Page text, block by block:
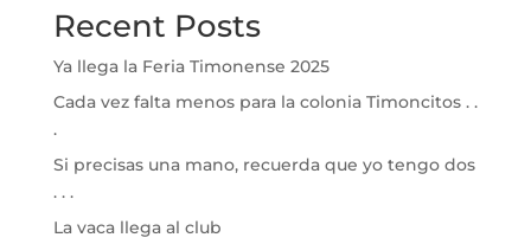
Recent Posts
Ya llega la Feria Timonense 2025
Cada vez falta menos para la colonia Timoncitos . .
.
Si precisas una mano, recuerda que yo tengo dos
. . .
La vaca llega al club